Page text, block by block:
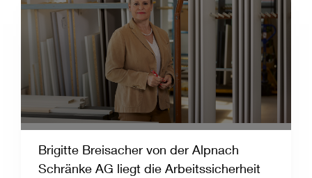
Brigitte Breisacher von der Alpnach
Schränke AG liegt die Arbeitssicherheit